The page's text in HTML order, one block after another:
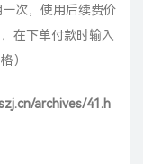
次，使用后续费价
在下单付款时输入
）
archives/41.h